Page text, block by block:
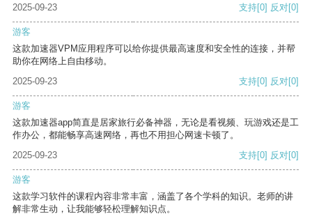
2025-09-23
支持[0] 反对[0]
游客
这款加速器VPM应用程序可以给你提供最高速度和安全性的连接，并帮
助你在网络上自由移动。
2025-09-23
支持[0] 反对[0]
游客
这款加速器app简直是居家旅行必备神器，无论是看视频、玩游戏还是工
作办公，都能畅享高速网络，再也不用担心网速卡顿了。
2025-09-23
支持[0] 反对[0]
游客
这款学习软件的课程内容非常丰富，涵盖了各个学科的知识。老师的讲
解非常生动，让我能够轻松理解知识点。